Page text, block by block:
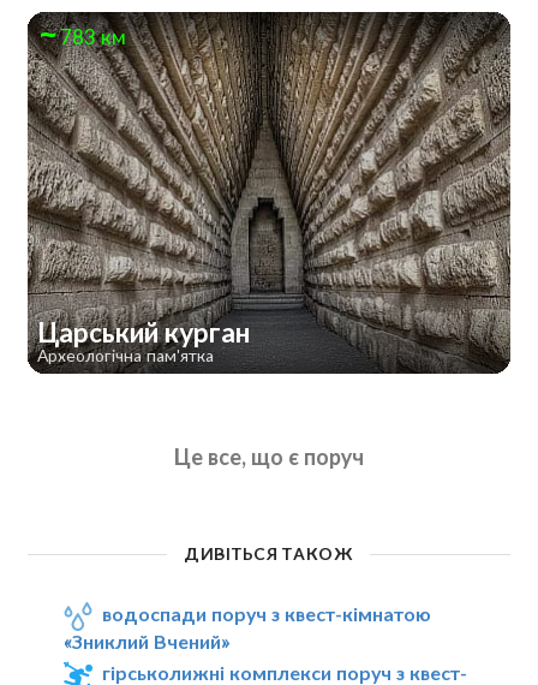
783 км
Царський курган
Археологічна пам'ятка
Це все, що є поруч
ДИВІТЬСЯ ТАКОЖ
водоспади поруч з квест-кімнатою
«Зниклий Вчений»
гірськолижні комплекси поруч з квест-